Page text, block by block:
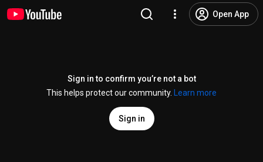
Open App
Sign in to confirm you’re not a bot
This helps protect our community.
Learn more
Sign in